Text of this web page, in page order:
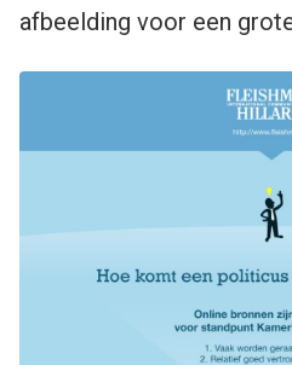
afbeelding voor een